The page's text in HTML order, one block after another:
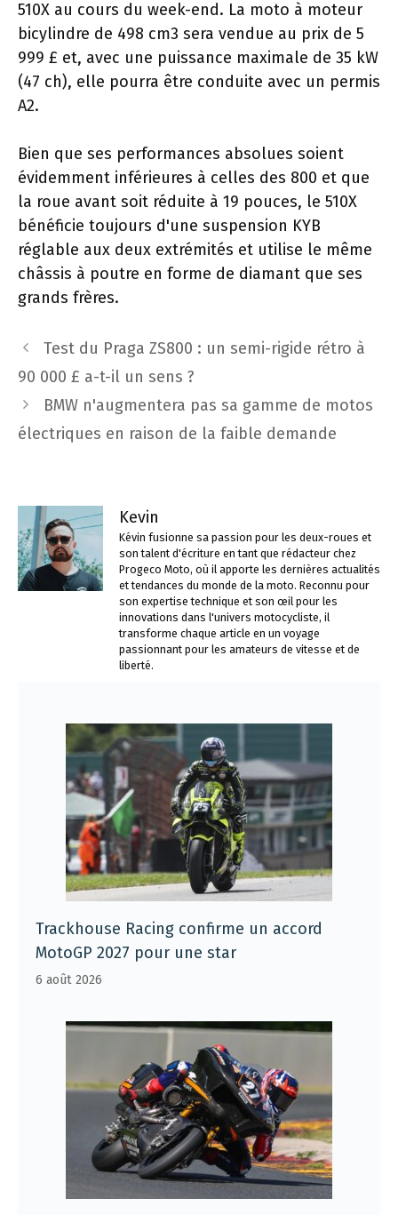
510X au cours du week-end. La moto à moteur
bicylindre de 498 cm3 sera vendue au prix de 5
999 £ et, avec une puissance maximale de 35 kW
(47 ch), elle pourra être conduite avec un permis
A2.
Bien que ses performances absolues soient
évidemment inférieures à celles des 800 et que
la roue avant soit réduite à 19 pouces, le 510X
bénéficie toujours d'une suspension KYB
réglable aux deux extrémités et utilise le même
châssis à poutre en forme de diamant que ses
grands frères.
Navigation
des
Test du Praga ZS800 : un semi-rigide rétro à
90 000 £ a-t-il un sens ?
BMW n'augmentera pas sa gamme de motos
électriques en raison de la faible demande
Kevin
Kévin fusionne sa passion pour les deux-roues et
son talent d'écriture en tant que rédacteur chez
Progeco Moto, où il apporte les dernières actualités
et tendances du monde de la moto. Reconnu pour
son expertise technique et son œil pour les
innovations dans l'univers motocycliste, il
transforme chaque article en un voyage
passionnant pour les amateurs de vitesse et de
liberté.
Trackhouse Racing confirme un accord
MotoGP 2027 pour une star
6 août 2026